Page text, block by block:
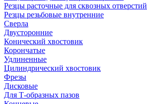
Резцы расточные для сквозных отверстий
Резцы резьбовые внутренние
Сверла
Двусторонние
Конический хвостовик
Корончатые
Удлиненные
Цилиндрический хвостовик
Фрезы
Дисковые
Для Т-образных пазов